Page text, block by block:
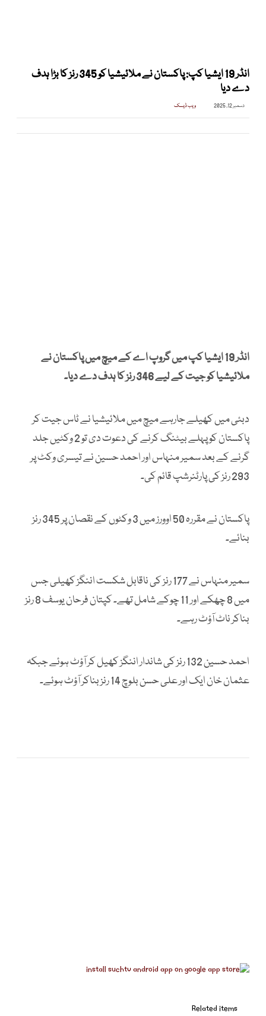
انڈر 19 ایشیا کپ: پاکستان نے ملائیشیا کو 345 رنز کا بڑا ہدف
دے دیا
دسمبر 12, 2025 ویب ڈیسک
انڈر 19 ایشیا کپ میں گروپ اے کے میچ میں پاکستان نے
ملائیشیا کو جیت کے لیے 346 رنز کا ہدف دے دیا۔
دبئی میں کھیلے جارہے میچ میں ملائیشیا نے ٹاس جیت کر
پاکستان کو پہلے بیٹنگ کرنے کی دعوت دی تو 2 وکٹیں جلد
گرنے کے بعد سمیر منہاس اور احمد حسین نے تیسری وکٹ پر
293 رنز کی پارٹنرشپ قائم کی۔
پاکستان نے مقررہ 50 اوورز میں 3 وکٹوں کے نقصان پر 345 رنز
بنائے۔
سمیر منہاس نے 177 رنز کی ناقابل شکست اننگز کھیلی جس
میں 8 چھکے اور 11 چوکے شامل تھے۔ کپتان فرحان یوسف 8 رنز
بناکر ناٹ آؤٹ رہے۔
احمد حسین 132 رنز کی شاندار اننگز کھیل کر آؤٹ ہوئے جبکہ
عثمان خان ایک اور علی حسن بلوچ 14 رنز بناکر آؤٹ ہوئے۔
Related items